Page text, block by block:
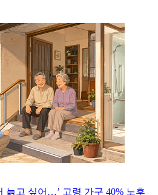
늙고 싶어…’ 고령 가구 40% 노후